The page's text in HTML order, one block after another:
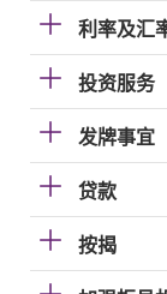
利率及汇
投资服务
发牌事宜
贷款
按揭